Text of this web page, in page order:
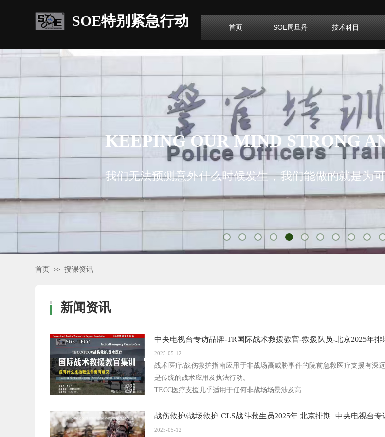
KEEPING OUR MIND STRONG
我们无法预测意外什么时候发生，我们能做的就是为
首页 >> 授课资讯
新闻资讯
中央电视台专访品牌-TR国际战术救援教官-救援队员-北京2025年排
2025-05-12
战术医疗/战伤救护指南应用于非战场高威胁事件的院前急救医疗支援有深
是传统的战术应用及执法行动。
TECC医疗支援几乎适用于任何非战场场景涉及高......
战伤救护/战场救护-CLS战斗救生员2025年 北京排期 -中央电视台专
2025-05-12
​​​​​​​SOE特别紧急行动 首页 SOE周旦丹 技术科目